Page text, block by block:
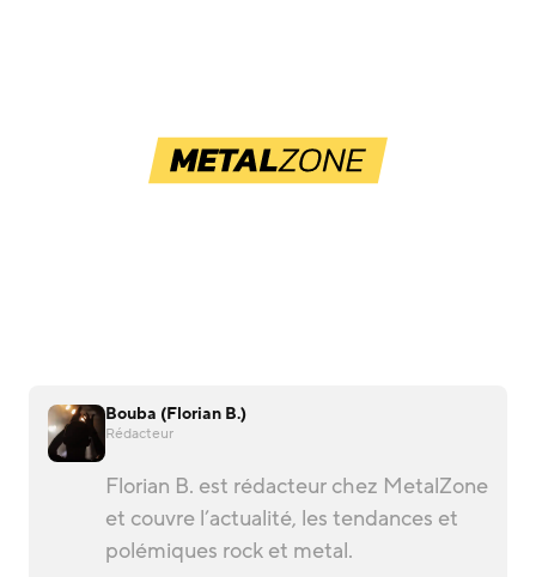
Bouba (Florian B.)
Rédacteur
Florian B. est rédacteur chez MetalZone
et couvre l’actualité, les tendances et
polémiques rock et metal.